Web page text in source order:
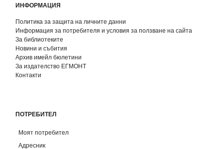
ИНФОРМАЦИЯ
Политика за защита на личните данни
Информация за потребителя и условия за ползване на сайта
За библиотеките
Новини и събития
Архив имейл бюлетини
За издателство ЕГМОНТ
Контакти
ПОТРЕБИТЕЛ
Моят потребител
Адресник